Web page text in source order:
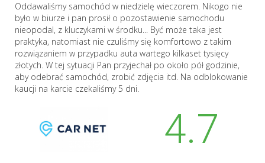
Oddawaliśmy samochód w niedzielę wieczorem. Nikogo nie
było w biurze i pan prosił o pozostawienie samochodu
nieopodal, z kluczykami w środku... Być może taka jest
praktyka, natomiast nie czuliśmy się komfortowo z takim
rozwiązaniem w przypadku auta wartego kilkaset tysięcy
złotych. W tej sytuacji Pan przyjechał po około pół godzinie,
aby odebrać samochód, zrobić zdjęcia itd. Na odblokowanie
kaucji na karcie czekaliśmy 5 dni.
4.7